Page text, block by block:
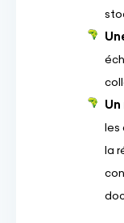
les
la